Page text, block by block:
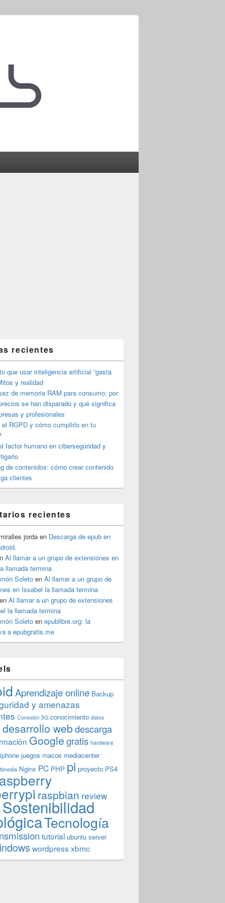
recientes
que usar inteligencia artificial “gasta
y realidad
de memoria RAM para consumo: por
se han disparado y qué significa
y profesionales
el RGPD y cómo cumplirlo en tu
factor humano en ciberseguridad y
de contenidos: cómo crear contenido
clientes
recientes
jorda en Descarga de epub en
Al llamar a un grupo de extensiones en
llamada termina
Soleto en Al llamar a un grupo de
en Issabel la llamada termina
en Al llamar a un grupo de extensiones
la llamada termina
Soleto en epublibre.org: la
a epubgratis.me
Aprendizaje online Backup
y amenazas
Conexión 5G conocimiento datos
desarrollo webdescarga
Googlegratis hardware
iphone juegos macos mediacenter
Nginx PC PHP pi proyecto PS4
raspbian review
Sostenibilidad
Tecnología
tutorial ubuntu server
wordpress xbmc